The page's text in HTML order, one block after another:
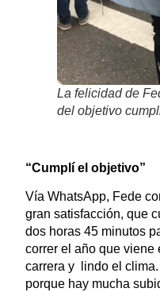
La felicidad de
del objetivo
“Cumplí el objetivo”
Vía WhatsApp, Fede
gran satisfacción, que
dos horas 45 minutos
correr el año que viene
carrera y lindo el
porque hay mucha